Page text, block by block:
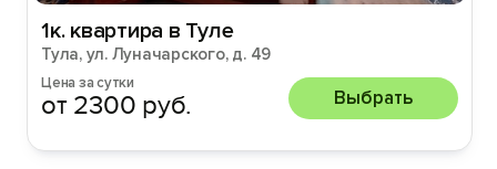
1к. квартира в Туле
Тула, ул. Луначарского, д. 49
Цена за сутки
от 2300 руб. Выбрать